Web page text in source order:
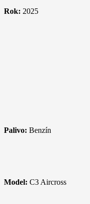
Rok: 2025
Palivo: Benzín
Model: C3 Aircross